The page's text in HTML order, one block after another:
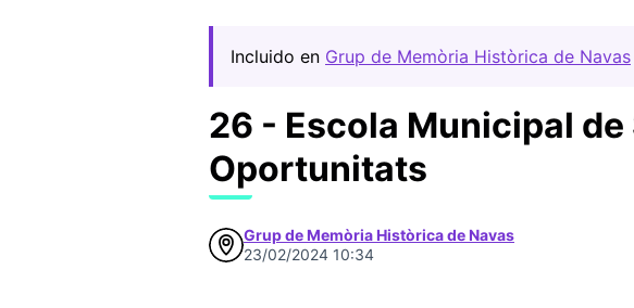
Incluido en Grup de Memòria Històrica de Navas
26 - Escola Municipal de
Oportunitats
Grup de Memòria Històrica de Navas
23/02/2024 10:34